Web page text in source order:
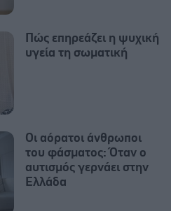
Πώς επηρεάζει η ψυχική
υγεία τη σωματική
Οι αόρατοι άνθρωποι
του φάσματος: Όταν ο
αυτισμός γερνάει στην
Ελλάδα